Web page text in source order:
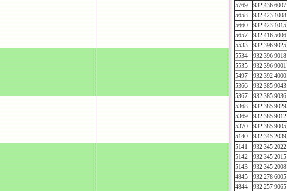
5769
932 436 6007
5658
932 423 1008
5660
932 423 1015
5657
932 416 5006
5533
932 396 9025
5534
932 396 9018
5535
932 396 9001
5497
932 392 4000
5366
932 385 9043
5367
932 385 9036
5368
932 385 9029
5369
932 385 9012
5370
932 385 9005
5140
932 345 2039
5141
932 345 2022
5142
932 345 2015
5143
932 345 2008
4845
932 278 6005
4844
932 257 9065